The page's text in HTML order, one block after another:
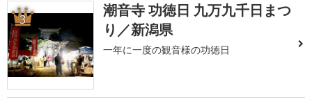
3
潮音寺 功徳日 九万九千日まつ
り／新潟県
一年に一度の観音様の功徳日